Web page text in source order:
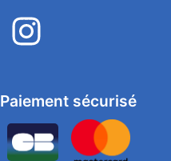
Paiement sécurisé